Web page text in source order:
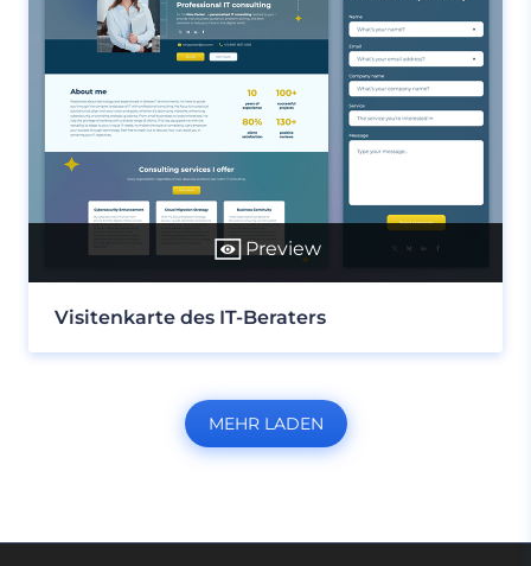
Preview
Visitenkarte des IT-Beraters
MEHR LADEN